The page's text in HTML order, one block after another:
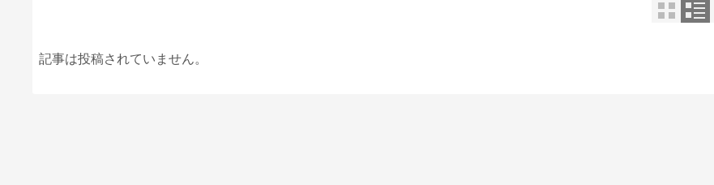
記事は投稿されていません。